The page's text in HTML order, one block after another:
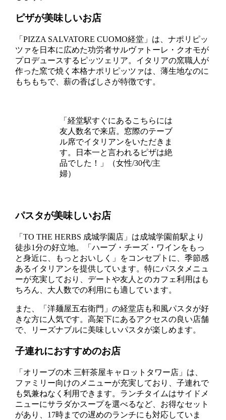
ピザが美味しいお店
「PIZZA SALVATORE CUOMO経堂」は、ナポリピッ
ツァを日本に広めた功労者サルヴァトーレ・クオモが
プロデュースするピッツェリア。イタリアの窯職人が
作った窯で焼く本格ナポリピッツァは、薄生地なのに
もちもちで、薪の香ばしさが特徴です。
「経堂駅すぐにあるこちらには
友人数名で来店。窓際のテーブ
ル席でイタリアンをいただきま
す。日本一と言われるピザは絶
品でした！」（女性/30代/主
婦）
パスタが美味しいお店
「TO THE HERBS 成城学園店」は成城学園前駅より
徒歩1分の好立地。「ハーブ・チーズ・ワインをもっ
と身近に、もっとおいしく」をコンセプトに、季節感
あるイタリアンを提供しています。特にパスタメニュ
ーが充実しており、デートや友人とのカフェ利用はも
ちろん、大人数での利用にも適しています。
また、「洋麺屋五右衛門」の経堂店も和風パスタが好
きな方に人気です。高架下にあるアクセスの良い店舗
で、リーズナブルに美味しいパスタが楽しめます。
子連れにおすすめのお店
「オリーブの木 三軒茶屋キャロットタワー店」は、
ファミリー向けのメニューが充実しており、子連れで
も気兼ねなく利用できます。ランチタイムはサイドメ
ニューにサラダかスープを選べるなど、お得なセット
があり、17時までの遅めのランチにも対応していま